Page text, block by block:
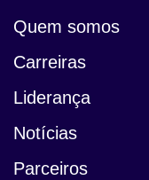
Quem somos
Carreiras
Liderança
Notícias
Parceiros